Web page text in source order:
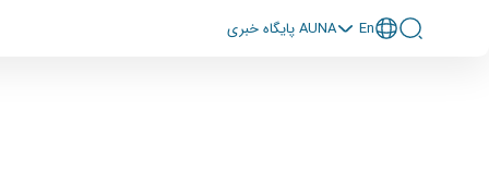
پايگاه خبری AUNA En